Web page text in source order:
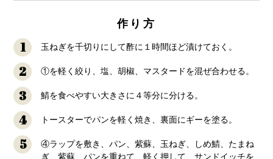
作り方
1 玉ねぎを千切りにして酢に１時間ほど漬けておく。
2 ①を軽く絞り、塩、胡椒、マスタードを混ぜ合わせる。
3 鯖を食べやすい大きさに４等分に分ける。
4 トースターでパンを軽く焼き、裏面にギーを塗る。
5
④ラップを敷き、パン、紫蘇、玉ねぎ、しめ鯖、たまね
ぎ、紫蘇、パンを重ねて、軽く押して、サンドイッチを